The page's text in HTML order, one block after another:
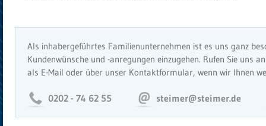
Als inhabergeführtes Familienunternehmen ist es uns ganz
Kundenwünsche und -anregungen einzugehen. Rufen Sie uns
als E-Mail oder über unser Kontaktformular, wenn wir Ihnen
0202 - 74 62 55 steimer@steimer.de